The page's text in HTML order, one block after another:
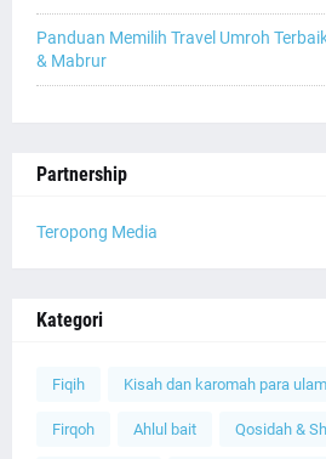
Panduan Memilih Travel Umroh
& Mabrur
Partnership
Teropong Media
Kategori
Fiqih Kisah dan karomah para
Firqoh Ahlul bait Qosidah &